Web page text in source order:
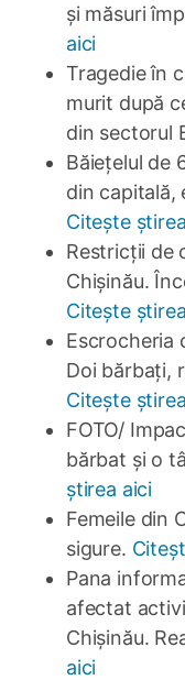
și măsuri
aici
Tragedie în
murit după
din sectorul
Băiețelul de
din capitală,
Citește
Restricții de
Chișinău.
Citește
Escrocheria
Doi bărbați,
Citește
FOTO/
bărbat și o
știrea aici
Femeile din
sigure.
Pana
afectat
Chișinău.
aici